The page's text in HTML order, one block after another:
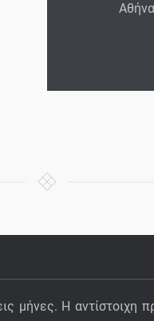
Η αντίστοιχη